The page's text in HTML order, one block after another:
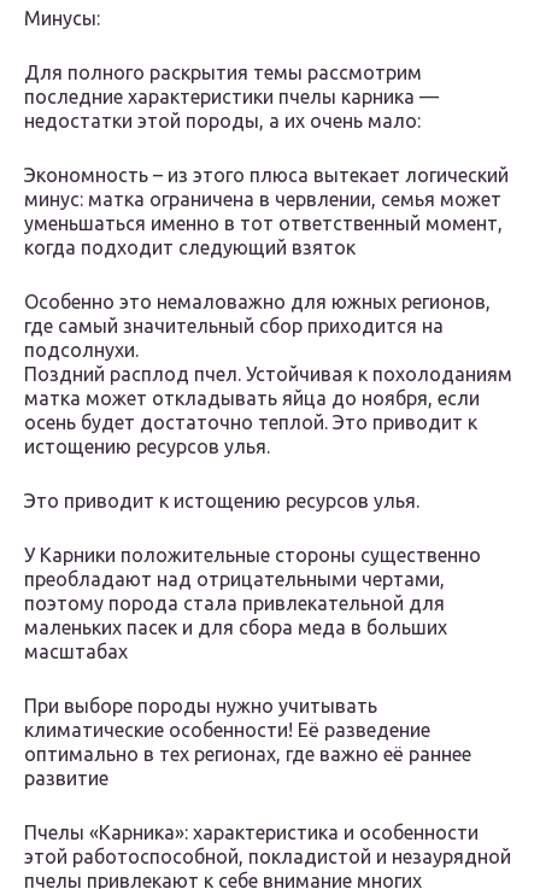
Минусы:
Для полного раскрытия темы рассмотрим
последние характеристики пчелы карника —
недостатки этой породы, а их очень мало:
Экономность – из этого плюса вытекает логический
минус: матка ограничена в червлении, семья может
уменьшаться именно в тот ответственный момент,
когда подходит следующий взяток
Особенно это немаловажно для южных регионов,
где самый значительный сбор приходится на
подсолнухи.
Поздний расплод пчел. Устойчивая к похолоданиям
матка может откладывать яйца до ноября, если
осень будет достаточно теплой. Это приводит к
истощению ресурсов улья.
Это приводит к истощению ресурсов улья.
У Карники положительные стороны существенно
преобладают над отрицательными чертами,
поэтому порода стала привлекательной для
маленьких пасек и для сбора меда в больших
масштабах
При выборе породы нужно учитывать
климатические особенности! Её разведение
оптимально в тех регионах, где важно её раннее
развитие
Пчелы «Карника»: характеристика и особенности
этой работоспособной, покладистой и незаурядной
пчелы привлекают к себе внимание многих